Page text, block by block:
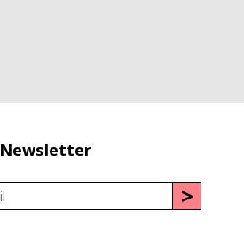
Newsletter